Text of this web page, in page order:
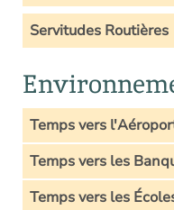
Servitudes Routières
Temps vers
Temps vers les
Temps vers les